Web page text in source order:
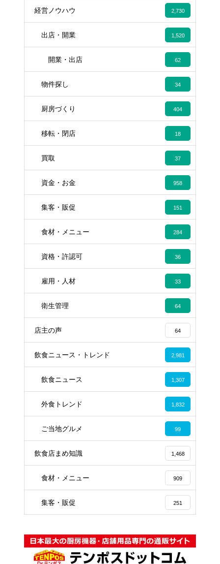
経営ノウハウ 2,730
出店・開業 1,520
開業・出店 62
物件探し 34
厨房づくり 404
移転・閉店 18
買取 37
資金・お金 958
集客・販促 151
食材・メニュー 284
資格・許認可 36
雇用・人材 33
衛生管理 64
店主の声 64
飲食ニュース・トレンド 2,981
飲食ニュース 1,307
外食トレンド 1,832
ご当地グルメ 99
飲食店まめ知識 1,468
食材・メニュー 909
集客・販促 251